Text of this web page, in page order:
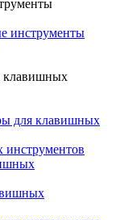
инструменты
клавишных
для клавишных
инструментов